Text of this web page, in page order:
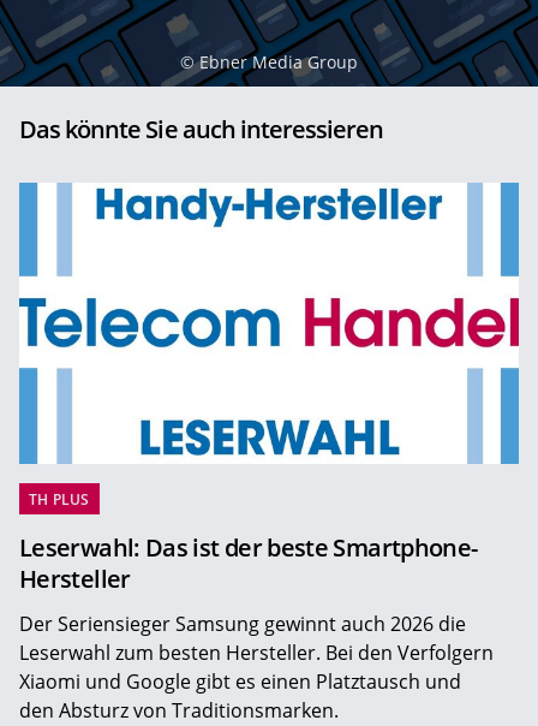
© Ebner Media Group
Das könnte Sie auch interessieren
TH PLUS
Leserwahl: Das ist der beste Smartphone-
Hersteller
Der Seriensieger Samsung gewinnt auch 2026 die
Leserwahl zum ­besten Hersteller. Bei den Verfolgern
Xiaomi und Google gibt es einen Platztausch und
den Absturz von Traditionsmarken.